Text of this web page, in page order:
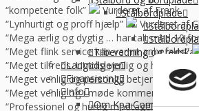
Stålbordplade
Tilberedning og
Langtidsleje
Finansiering
Info
Om Kpa Company
“kompetente folk”
Vurderet af Frank
“Lynhurtigt og proff hjælp”
Vurderet af
“Mega ærlig og dygtig … har talt med 10
“Meget flink service kan varmt anbefales”
“Meget tilfreds. Utrolig venlig og hjælpsom
“Meget venlig og personlig betjening. Det
“Meget venlig og i møde kommende.”
“Professionel og hurtig modtagelse af de